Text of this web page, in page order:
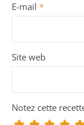
E-mail *
Site web
Notez cette